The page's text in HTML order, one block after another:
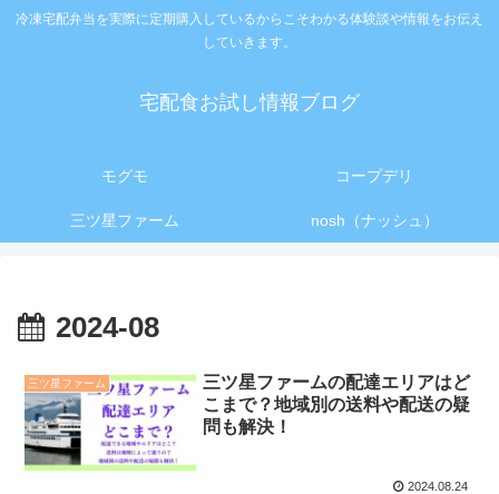
冷凍宅配弁当を実際に定期購入しているからこそわかる体験談や情報をお伝え
していきます。
宅配食お試し情報ブログ
モグモ コープデリ
三ツ星ファーム nosh（ナッシュ）
2024-08
三ツ星ファーム
三ツ星ファームの配達エリアはど
こまで？地域別の送料や配送の疑
問も解決！
2024.08.24